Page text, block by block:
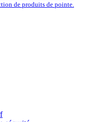
de produits de pointe.